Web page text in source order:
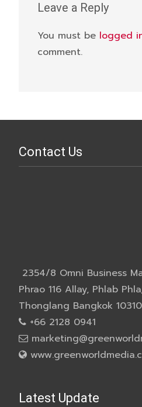
Leave a Reply
You must be logged
comment.
Contact Us
2354/8 Omni Business
Phrao 116 Allay, Phlab
Thonglang Bangkok 10310
+66 2128 0941
Latest Update